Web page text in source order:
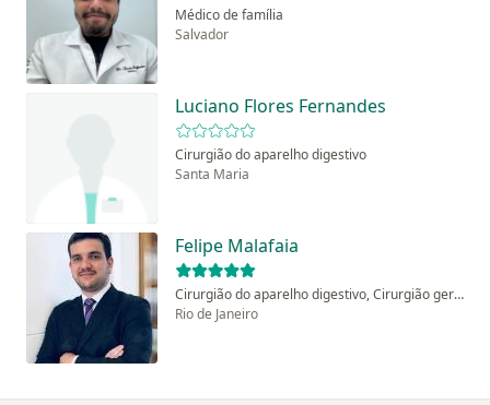
Médico de família
Salvador
Luciano Flores Fernandes
Cirurgião do aparelho digestivo
Santa Maria
Felipe Malafaia
Cirurgião do aparelho digestivo, Cirurgião geral
Rio de Janeiro